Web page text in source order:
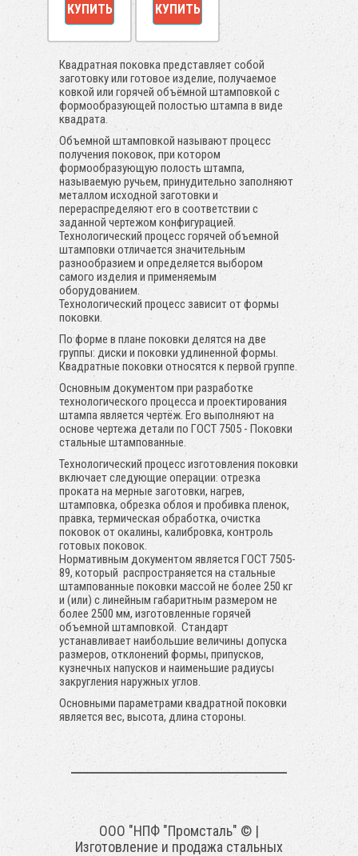
КУПИТЬ КУПИТЬ
Квадратная поковка представляет собой
заготовку или готовое изделие, получаемое
ковкой или горячей объёмной штамповкой с
формообразующей полостью штампа в виде
квадрата.
Объемной штамповкой называют процесс
получения поковок, при котором
формообразующую полость штампа,
называемую ручьем, принудительно заполняют
металлом исходной заготовки и
перераспределяют его в соответствии с
заданной чертежом конфигурацией.
Технологический процесс горячей объемной
штамповки отличается значительным
разнообразием и определяется выбором
самого изделия и применяемым
оборудованием.
Технологический процесс зависит от формы
поковки.
По форме в плане поковки делятся на две
группы: диски и поковки удлиненной формы.
Квадратные поковки относятся к первой группе.
Основным документом при разработке
технологического процесса и проектирования
штампа является чертёж. Его выполняют на
основе чертежа детали по ГОСТ 7505 - Поковки
стальные штампованные.
Технологический процесс изготовления поковки
включает следующие операции: отрезка
проката на мерные заготовки, нагрев,
штамповка, обрезка облоя и пробивка пленок,
правка, термическая обработка, очистка
поковок от окалины, калибровка, контроль
готовых поковок.
Нормативным документом является ГОСТ 7505-
89, который распространяется на стальные
штампованные поковки массой не более 250 кг
и (или) с линейным габаритным размером не
более 2500 мм, изготовленные горячей
объемной штамповкой. Стандарт
устанавливает наибольшие величины допуска
размеров, отклонений формы, припусков,
кузнечных напусков и наименьшие радиусы
закругления наружных углов.
Основными параметрами квадратной поковки
является вес, высота, длина стороны.
ООО "НПФ "Промсталь" © |
Изготовление и продажа стальных